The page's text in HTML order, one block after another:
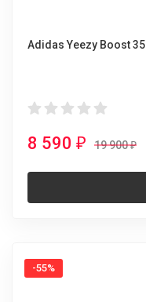
Adidas Yeezy Boost
8 590 ₽ 19 900₽
-55%